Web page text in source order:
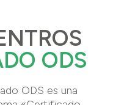
ODS
ODS es una